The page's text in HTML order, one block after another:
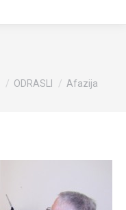
ODRASLI Afazija